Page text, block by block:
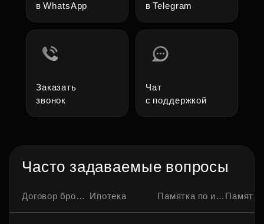
в WhatsApp
в Telegram
Заказать
звонок
Чат
с поддержкой
Часто задаваемые вопросы
Договор бронирования квартиры Ипотека Памятка по ипотечной сделке Памятка по